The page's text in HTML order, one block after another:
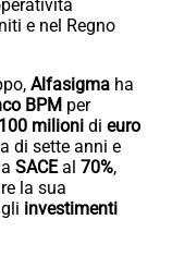
e nel Regno
Alfasigma ha
BPM per
100 milioni di euro
di sette anni e
SACEal 70%,
la sua
investimenti